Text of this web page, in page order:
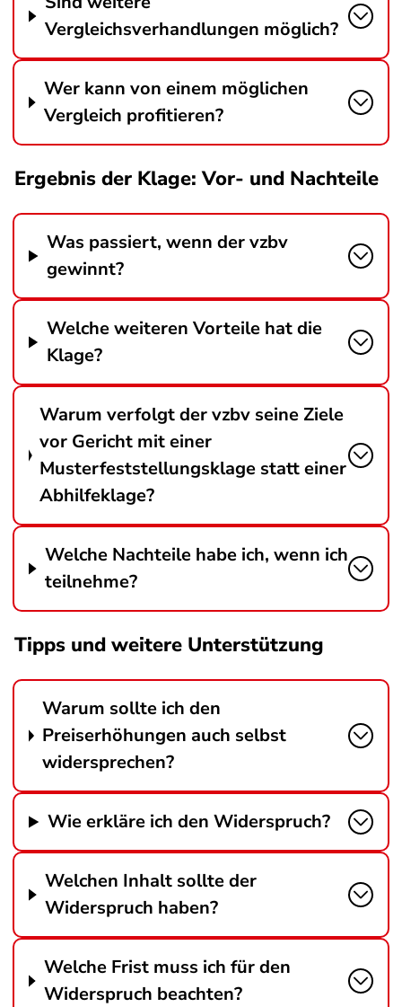
Vergleichsverhandlungen möglich?
Wer kann von einem möglichen
Vergleich profitieren?
Ergebnis der Klage: Vor- und Nachteile
Was passiert, wenn der vzbv
gewinnt?
Welche weiteren Vorteile hat die
Klage?
Warum verfolgt der vzbv seine Ziele
vor Gericht mit einer
Musterfeststellungsklage statt einer
Abhilfeklage?
Welche Nachteile habe ich, wenn ich
teilnehme?
Tipps und weitere Unterstützung
Warum sollte ich den
Preiserhöhungen auch selbst
widersprechen?
Wie erkläre ich den Widerspruch?
Welchen Inhalt sollte der
Widerspruch haben?
Welche Frist muss ich für den
Widerspruch beachten?